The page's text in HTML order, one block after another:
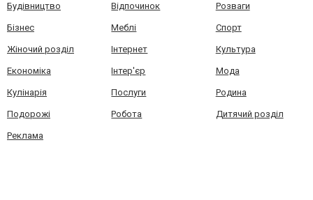
Будівництво Відпочинок Розваги
Бізнес Меблі Спорт
Жіночий розділ Інтернет Культура
Економіка Інтер'єр Мода
Кулінарія Послуги Родина
Подорожі Робота Дитячий розділ
Реклама